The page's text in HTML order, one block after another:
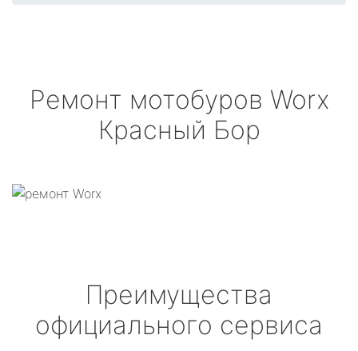
Ремонт мотобуров Worx
Красный Бор
Преимущества
официального сервиса